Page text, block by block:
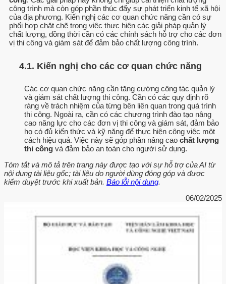
công trình mà còn góp phần thúc đẩy sự phát triển kinh tế xã hội
của địa phương. Kiến nghị các cơ quan chức năng cần có sự
phối hợp chặt chẽ trong việc thực hiện các giải pháp quản lý
chất lượng, đồng thời cần có các chính sách hỗ trợ cho các đơn
vị thi công và giám sát để đảm bảo chất lượng công trình.
4.1. Kiến nghị cho các cơ quan chức năng
Các cơ quan chức năng cần tăng cường công tác quản lý
và giám sát chất lượng thi công. Cần có các quy định rõ
ràng về trách nhiệm của từng bên liên quan trong quá trình
thi công. Ngoài ra, cần có các chương trình đào tạo nâng
cao năng lực cho các đơn vị thi công và giám sát, đảm bảo
họ có đủ kiến thức và kỹ năng để thực hiện công việc một
cách hiệu quả. Việc này sẽ góp phần nâng cao chất lượng
thi công và đảm bảo an toàn cho người sử dụng.
Tóm tắt và mô tả trên trang này được tạo với sự hỗ trợ của AI từ
nội dung tài liệu gốc; tài liệu do người dùng đóng góp và được
kiểm duyệt trước khi xuất bản. Báo lỗi nội dung.
06/02/2025